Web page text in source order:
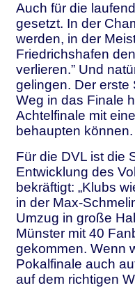
Auch für die
gesetzt. In der
werden, in der
Friedrichshafen
verlieren.” Und
gelingen. Der erste
Weg in das Finale
Achtelfinale mit
behaupten können.
Für die DVL ist die
Entwicklung des
bekräftigt: „Klubs
in der Max-
Umzug in große
Münster mit 40
gekommen. Wenn
Pokalfinale auch
auf dem richtigen